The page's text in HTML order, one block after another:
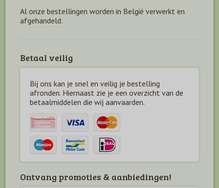
Al onze bestellingen worden in België verwerkt en
afgehandeld.
Betaal veilig
Bij ons kan je snel en veilig je bestelling
afronden. Hiernaast zie je een overzicht van de
betaalmiddelen die wij aanvaarden.
Ontvang promoties & aanbiedingen!